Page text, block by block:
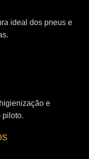
ideal dos pneus e
e
piloto.